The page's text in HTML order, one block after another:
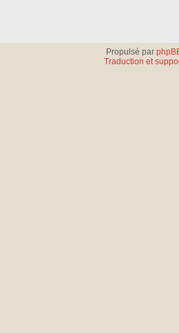
Propulsé par
Traduction et